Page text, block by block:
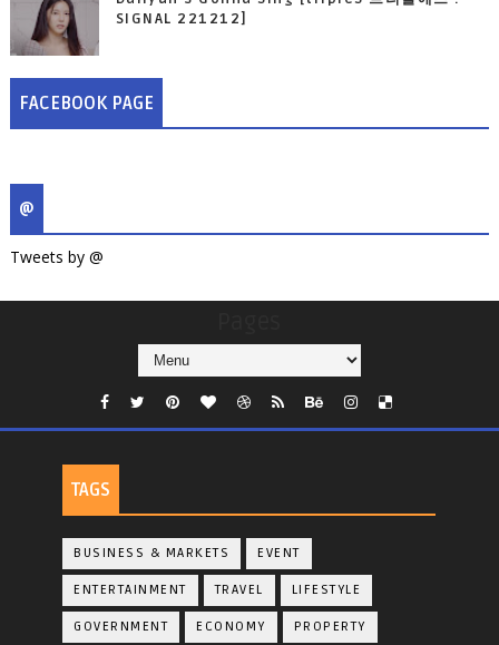
SIGNAL 221212]
FACEBOOK PAGE
@
Tweets by @
TAGS
BUSINESS & MARKETS EVENT
ENTERTAINMENT TRAVEL LIFESTYLE
GOVERNMENT ECONOMY PROPERTY